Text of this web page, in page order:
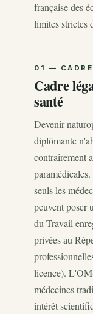
française des
limites strictes
Cadre
santé
Devenir
diplômante
contrairement
seuls les
peuvent poser
du Travail
privées au
licence).
médecines
intérêt